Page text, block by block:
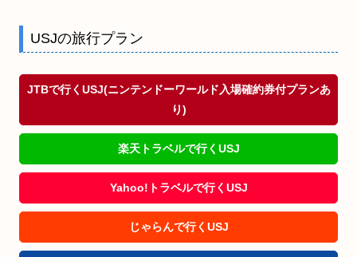
USJの旅行プラン
JTBで行くUSJ(ニンテンドーワールド入場確約券付プランあ
り)
楽天トラベルで行くUSJ
Yahoo!トラベルで行くUSJ
じゃらんで行くUSJ